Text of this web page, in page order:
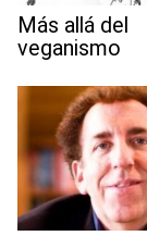
Más allá del
veganismo